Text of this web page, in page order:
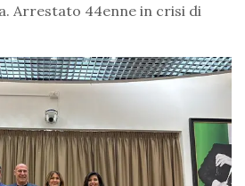
Arrestato 44enne in crisi di